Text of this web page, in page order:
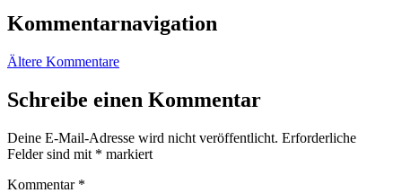
Kommentarnavigation
Ältere Kommentare
Schreibe einen Kommentar
Deine E-Mail-Adresse wird nicht veröffentlicht. Erforderliche
Felder sind mit * markiert
Kommentar *